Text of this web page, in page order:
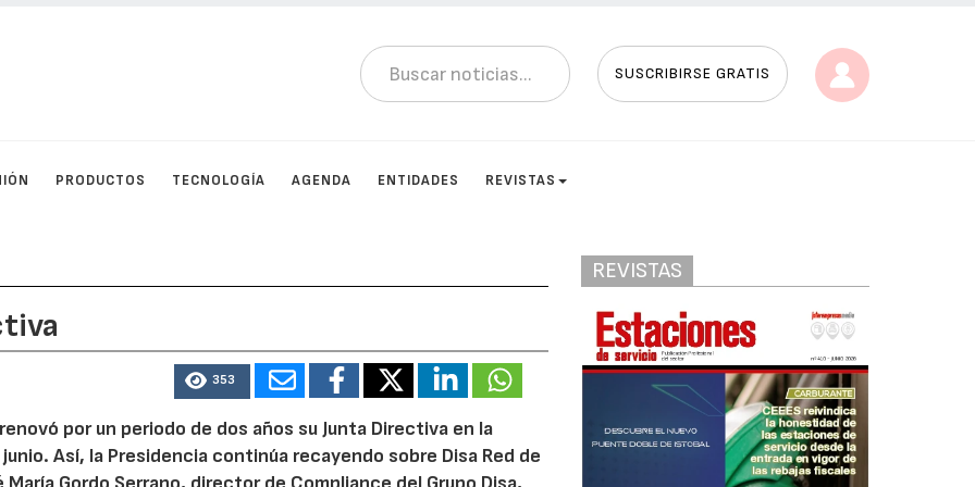
SUSCRIBIRSE GRATIS
PRODUCTOS TECNOLOGÍA AGENDA ENTIDADES REVISTAS
353
por un periodo de dos años su Junta Directiva en la
Así, la Presidencia continúa recayendo sobre Disa Red de
REVISTAS